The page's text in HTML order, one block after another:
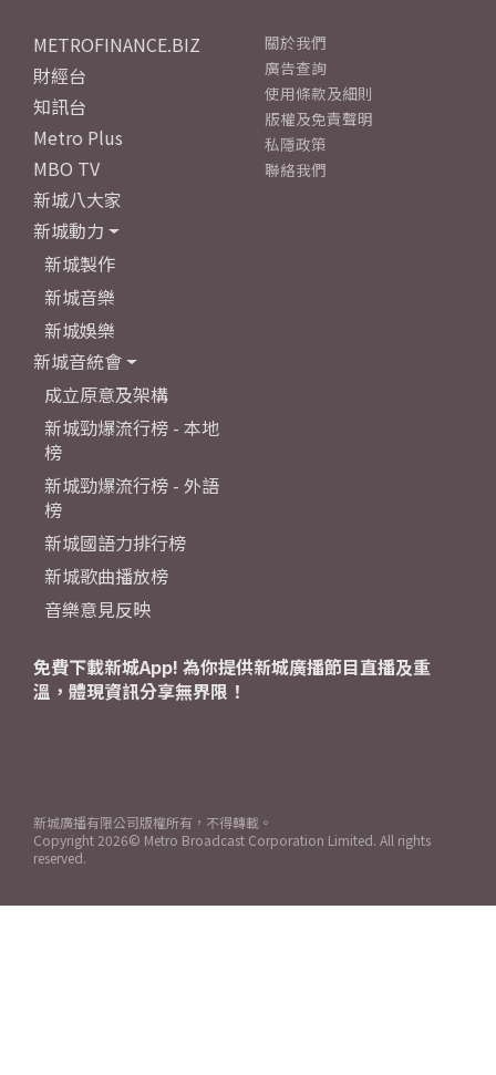
METROFINANCE.BIZ
財經台
知訊台
Metro Plus
MBO TV
新城八大家
新城動力
新城製作
新城音樂
新城娛樂
新城音統會
成立原意及架構
新城勁爆流行榜 - 本地
榜
新城勁爆流行榜 - 外語
榜
新城國語力排行榜
新城歌曲播放榜
音樂意見反映
關於我們
廣告查詢
使用條款及細則
版權及免責聲明
私隱政策
聯絡我們
免費下載新城App! 為你提供新城廣播節目直播及重
溫，體現資訊分享無界限！
新城廣播有限公司版權所有，不得轉載。
Copyright 2026© Metro Broadcast Corporation Limited. All rights
reserved.